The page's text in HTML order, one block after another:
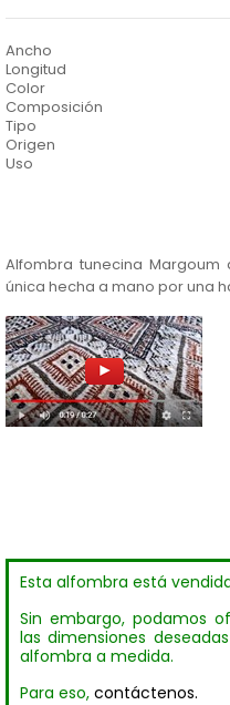
Ancho
Longitud
Color
Composición
Tipo
Origen
Uso
Alfombra tunecina
única hecha a mano por una
Esta alfombra está
Sin embargo, podamos
las dimensiones
alfombra a medida.
Para eso, contáctenos.